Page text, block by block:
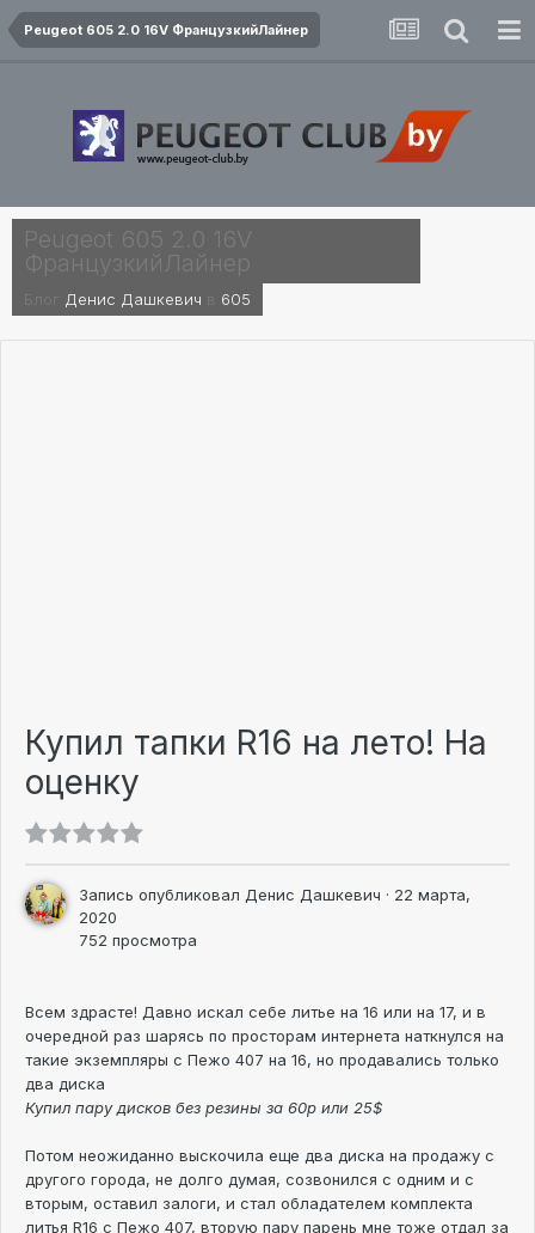
Peugeot 605 2.0 16V ФранцузкийЛайнер
Peugeot 605 2.0 16V
ФранцузкийЛайнер
Денис Дашкевич 605
Купил тапки R16 на лето! На
оценку
Запись опубликовал Денис Дашкевич · 22 марта,
2020
752 просмотра
Всем здрасте! Давно искал себе литье на 16 или на 17, и в
очередной раз шарясь по просторам интернета наткнулся на
такие экземпляры с Пежо 407 на 16, но продавались только
два диска
Купил пару дисков без резины за 60р или 25$
Потом неожиданно выскочила еще два диска на продажу с
другого города, не долго думая, созвонился с одним и с
вторым, оставил залоги, и стал обладателем комплекта
литья R16 с Пежо 407, вторую пару парень мне тоже отдал за